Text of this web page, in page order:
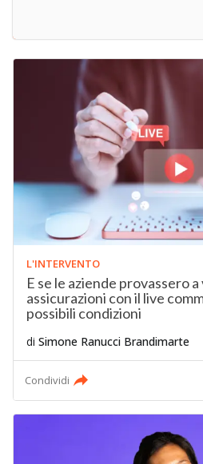
L'INTERVENTO
E se le aziende provassero
assicurazioni con il live
possibili condizioni
di Simone Ranucci Brandimarte
Condividi